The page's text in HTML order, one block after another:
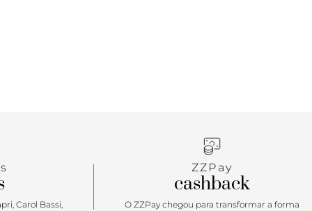
Carol Bassi,
ZZPay
cashback
O ZZPay chegou para transformar a forma